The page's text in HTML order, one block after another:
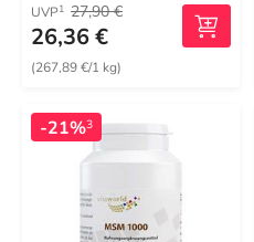
UVP1 27,90 €
26,36 €
(267,89 €/1 kg)
-21%3